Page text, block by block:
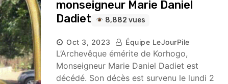
monseigneur Marie Daniel
Dadiet
8,882 vues
Oct 3, 2023 Équipe LeJourPile
L’Archevêque émérite de Korhogo,
Monseigneur Marie Daniel Dadiet est
décédé. Son décès est survenu le lundi 2